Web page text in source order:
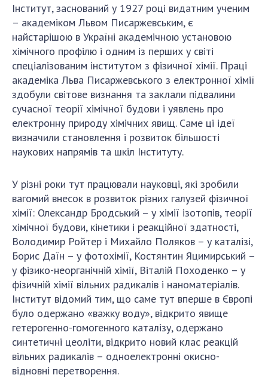
Наукові об'єкти, що становлять національне
надбання
Центри колективного користування
науковими приладами НАН України
Оцінювання ефективності діяльності
наукових установ
Конкурси наукових досліджень НАН України
Відкрита наука в НАН України
Підготовка наукових кадрів
Робота з молоддю
МІЖНАРОДНЕ СПІВРОБІТНИЦТВО
Членство в міжнародних організаціях
Міжнародні угоди
Міжнародні програми та конкурси
ДОКУМЕНТИ
Нормативні акти НАН України
Державний бюджет НАН України
Вибори до складу НАН України
Бланки документів
Інститут, заснований у 1927 році видатним ученим
– академіком Львом Писаржевським, є
найстарішою в Україні академічною установою
хімічного профілю і одним із перших у світі
спеціалізованим інститутом з фізичної хімії. Праці
академіка Льва Писаржевського з електронної хімії
здобули світове визнання та заклали підвалини
сучасної теорії хімічної будови і уявлень про
електронну природу хімічних явищ. Саме ці ідеї
визначили становлення і розвиток більшості
наукових напрямів та шкіл Інституту.
У різні роки тут працювали науковці, які зробили
вагомий внесок в розвиток різних галузей фізичної
хімії: Олександр Бродський – у хімії ізотопів, теорії
хімічної будови, кінетики і реакційної здатності,
Володимир Ройтер і Михайло Поляков – у каталізі,
Борис Даїн – у фотохімії, Костянтин Яцимирський –
у фізико-неорганічній хімії, Віталій Походенко – у
фізичній хімії вільних радикалів і наноматеріалів.
Інститут відомий тим, що саме тут вперше в Європі
було одержано «важку воду», відкрито явище
гетерогенно-гомогенного каталізу, одержано
синтетичні цеоліти, відкрито новий клас реакцій
вільних радикалів – одноелектронні окисно-
відновні перетворення.